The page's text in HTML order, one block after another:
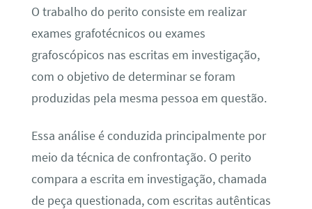
O trabalho do perito consiste em realizar
exames grafotécnicos ou exames
grafoscópicos nas escritas em investigação,
com o objetivo de determinar se foram
produzidas pela mesma pessoa em questão.
Essa análise é conduzida principalmente por
meio da técnica de confrontação. O perito
compara a escrita em investigação, chamada
de peça questionada, com escritas autênticas